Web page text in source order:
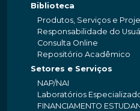
Biblioteca
Produtos, Serviços e
Responsabilidade do
Consulta Online
Repositório Acadêmico
Setores e Serviços
NAP/NAI
Laboratórios
FINANCIAMENTO